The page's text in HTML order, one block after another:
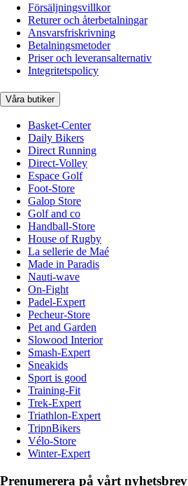
Försäljningsvillkor
Returer och återbetalningar
Ansvarsfriskrivning
Betalningsmetoder
Priser och leveransalternativ
Integritetspolicy
Våra butiker
Basket-Center
Daily Bikers
Direct Running
Direct-Volley
Espace Golf
Foot-Store
Galop Store
Golf and co
Handball-Store
House of Rugby
La sellerie de Maé
Made in Paradis
Nauti-wave
On-Fight
Padel-Expert
Pecheur-Store
Pet and Garden
Slowood Interior
Smash-Expert
Sneakids
Sport is good
Training-Fit
Trek-Expert
Triathlon-Expert
TripnBikers
Vélo-Store
Winter-Expert
Prenumerera på vårt nyhetsbrev